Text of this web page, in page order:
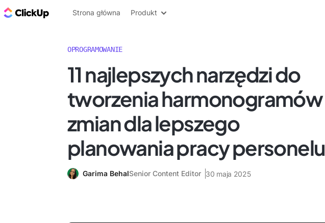
ClickUp Blog
Strona główna Produkt
OPROGRAMOWANIE
11 najlepszych narzędzi do
tworzenia harmonogramów
zmian dla lepszego
planowania pracy personelu
Garima BehalSenior Content Editor 30 maja 2025